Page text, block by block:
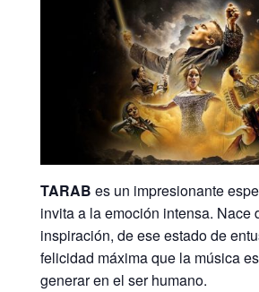
TARAB es un impresionante
invita a la emoción intensa. Nace
inspiración, de ese estado de
felicidad máxima que la música
generar en el ser humano.